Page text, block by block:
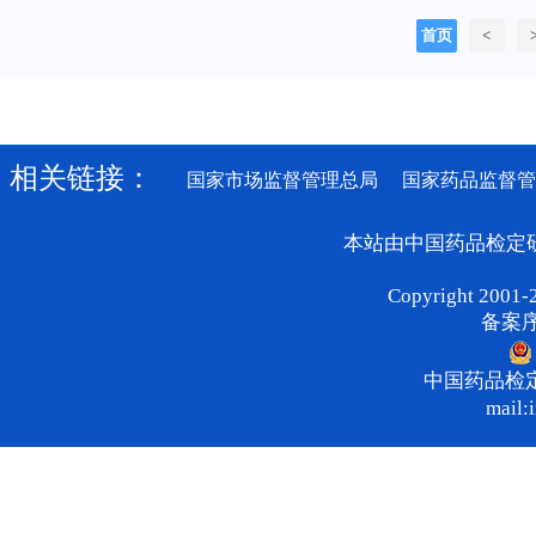
首页 <
相关链接： 国家市场监督管理总局 国家药品监督
本站由中国药品检定
Copyright 2001-
备案
中国药品检